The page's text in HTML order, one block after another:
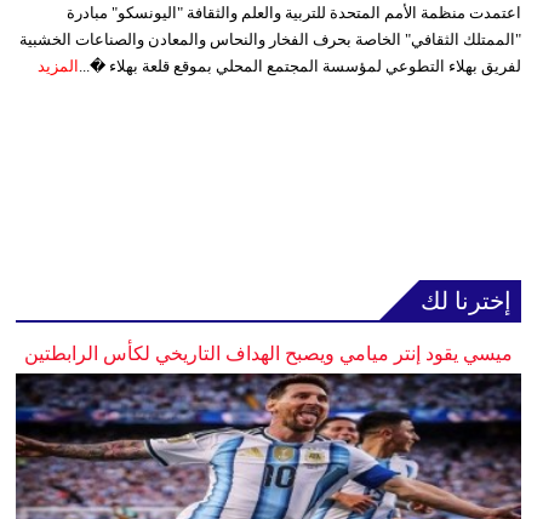
اعتمدت منظمة الأمم المتحدة للتربية والعلم والثقافة "اليونسكو" مبادرة
"الممتلك الثقافي" الخاصة بحرف الفخار والنحاس والمعادن والصناعات الخشبية
لفريق بهلاء التطوعي لمؤسسة المجتمع المحلي بموقع قلعة بهلاء �... المزيد
إخترنا لك
ميسي يقود إنتر ميامي ويصبح الهداف التاريخي لكأس الرابطتين